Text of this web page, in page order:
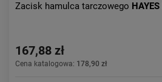
Zacisk hamulca tarczowego HAYES
167,88 zł
Cena katalogowa: 178,90 zł